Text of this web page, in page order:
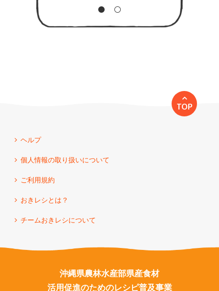
TOP
ヘルプ
個人情報の取り扱いについて
ご利用規約
おきレシとは？
チームおきレシについて
沖縄県農林水産部県産食材
活用促進のためのレシピ普及事業